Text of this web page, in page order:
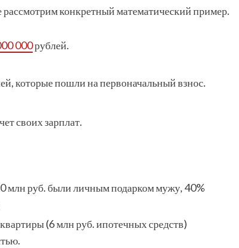
рассмотрим конкретный математический пример.
000рублей.
которые пошли на первоначальный взнос.
своих зарплат.
млн руб. были личным подарком мужу, 40%
(6 млн руб. ипотечных средств)